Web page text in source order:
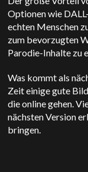
Optionen wie
echten Menschen
zum bevorzugten
Parodie-Inhalte zu
Was kommt als
Zeit einige gute
die online gehen.
nächsten Version
bringen.